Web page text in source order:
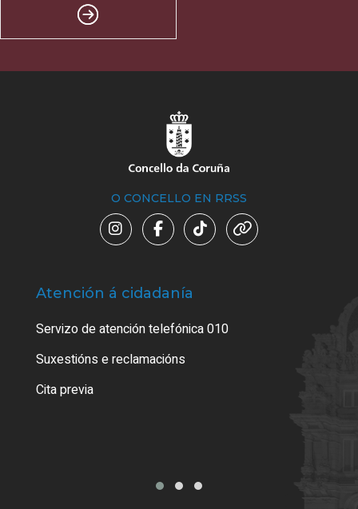
O CONCELLO EN RRSS
Atención á cidadanía
Servizo de atención telefónica 010
Suxestións e reclamacións
Cita previa